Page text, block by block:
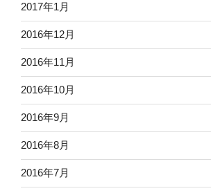
2017年1月
2016年12月
2016年11月
2016年10月
2016年9月
2016年8月
2016年7月